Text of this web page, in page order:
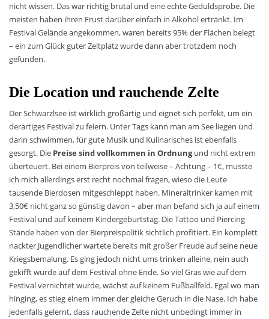
nicht wissen. Das war richtig brutal und eine echte Geduldsprobe. Die
meisten haben ihren Frust darüber einfach in Alkohol ertränkt. Im
Festival Gelände angekommen, waren bereits 95% der Flächen belegt
– ein zum Glück guter Zeltplatz wurde dann aber trotzdem noch
gefunden.
Die Location und rauchende Zelte
Der Schwarzlsee ist wirklich großartig und eignet sich perfekt, um ein
derartiges Festival zu feiern. Unter Tags kann man am See liegen und
darin schwimmen, für gute Musik und Kulinarisches ist ebenfalls
gesorgt. Die Preise sind vollkommen in Ordnungund nicht extrem
überteuert. Bei einem Bierpreis von teilweise – Achtung – 1€, musste
ich mich allerdings erst recht nochmal fragen, wieso die Leute
tausende Bierdosen mitgeschleppt haben. Mineraltrinker kamen mit
3,50€ nicht ganz so günstig davon – aber man befand sich ja auf einem
Festival und auf keinem Kindergeburtstag. Die Tattoo und Piercing
Stände haben von der Bierpreispolitik sichtlich profitiert. Ein komplett
nackter Jugendlicher wartete bereits mit großer Freude auf seine neue
Kriegsbemalung. Es ging jedoch nicht ums trinken alleine, nein auch
gekifft wurde auf dem Festival ohne Ende. So viel Gras wie auf dem
Festival vernichtet wurde, wächst auf keinem Fußballfeld. Egal wo man
hinging, es stieg einem immer der gleiche Geruch in die Nase. Ich habe
jedenfalls gelernt, dass rauchende Zelte nicht unbedingt immer in